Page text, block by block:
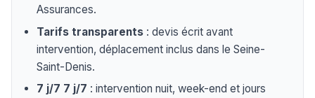
Assurances.
Tarifs transparents : devis écrit avant
intervention, déplacement inclus dans le Seine-
Saint-Denis.
7 j/7 7 j/7 : intervention nuit, week-end et jours